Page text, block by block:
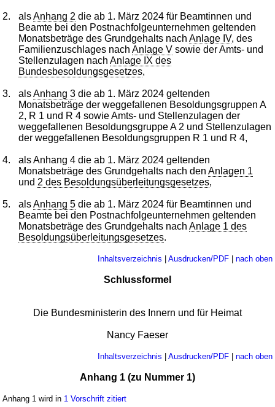
2. alsAnhang 2 die ab 1. März 2024 für Beamtinnen und
Beamte bei den Postnachfolgeunternehmen geltenden
Monatsbeträge des Grundgehalts nachAnlage IV, des
Familienzuschlages nachAnlage V sowie der Amts- und
Stellenzulagen nachAnlage IX des
Bundesbesoldungsgesetzes,
3. alsAnhang 3 die ab 1. März 2024 geltenden
Monatsbeträge der weggefallenen Besoldungsgruppen A
2, R 1 und R 4 sowie Amts- und Stellenzulagen der
weggefallenen Besoldungsgruppe A 2 und Stellenzulagen
der weggefallenen Besoldungsgruppen R 1 und R 4,
4.
als Anhang 4 die ab 1. März 2024 geltenden
Monatsbeträge des Grundgehalts nach denAnlagen 1
und 2 des Besoldungsüberleitungsgesetzes,
5. alsAnhang 5 die ab 1. März 2024 für Beamtinnen und
Beamte bei den Postnachfolgeunternehmen geltenden
Monatsbeträge des Grundgehalts nachAnlage 1 des
Besoldungsüberleitungsgesetzes.
Inhaltsverzeichnis | Ausdrucken/PDF| nach oben
Schlussformel
Die Bundesministerin des Innern und für Heimat
Nancy Faeser
Inhaltsverzeichnis | Ausdrucken/PDF| nach oben
Anhang 1 (zu Nummer 1)
Anhang 1 wird in 1 Vorschrift zitiert